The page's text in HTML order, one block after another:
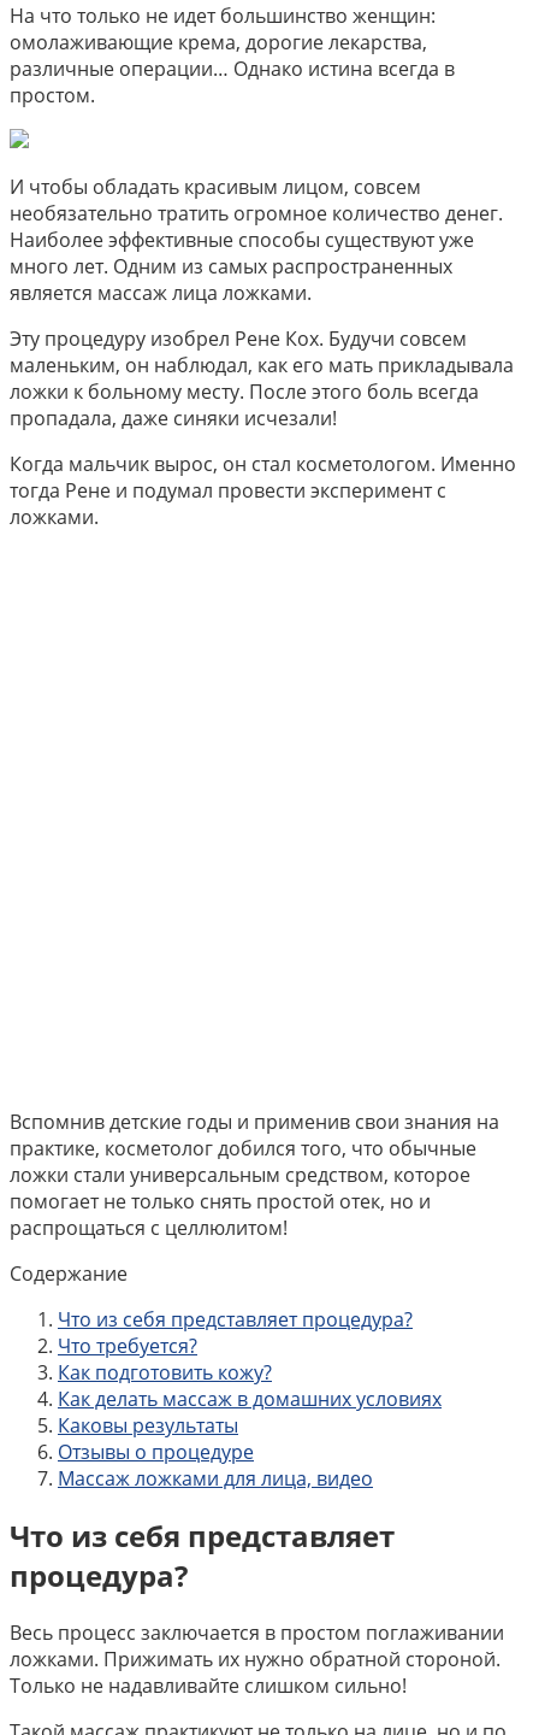
На что только не идет большинство женщин:
омолаживающие крема, дорогие лекарства,
различные операции… Однако истина всегда в
простом.
И чтобы обладать красивым лицом, совсем
необязательно тратить огромное количество денег.
Наиболее эффективные способы существуют уже
много лет. Одним из самых распространенных
является массаж лица ложками.
Эту процедуру изобрел Рене Кох. Будучи совсем
маленьким, он наблюдал, как его мать прикладывала
ложки к больному месту. После этого боль всегда
пропадала, даже синяки исчезали!
Когда мальчик вырос, он стал косметологом. Именно
тогда Рене и подумал провести эксперимент с
ложками.
Вспомнив детские годы и применив свои знания на
практике, косметолог добился того, что обычные
ложки стали универсальным средством, которое
помогает не только снять простой отек, но и
распрощаться с целлюлитом!
Содержание
Что из себя представляет процедура?
Что требуется?
Как подготовить кожу?
Как делать массаж в домашних условиях
Каковы результаты
Отзывы о процедуре
Массаж ложками для лица, видео
Что из себя представляет
процедура?
Весь процесс заключается в простом поглаживании
ложками. Прижимать их нужно обратной стороной.
Только не надавливайте слишком сильно!